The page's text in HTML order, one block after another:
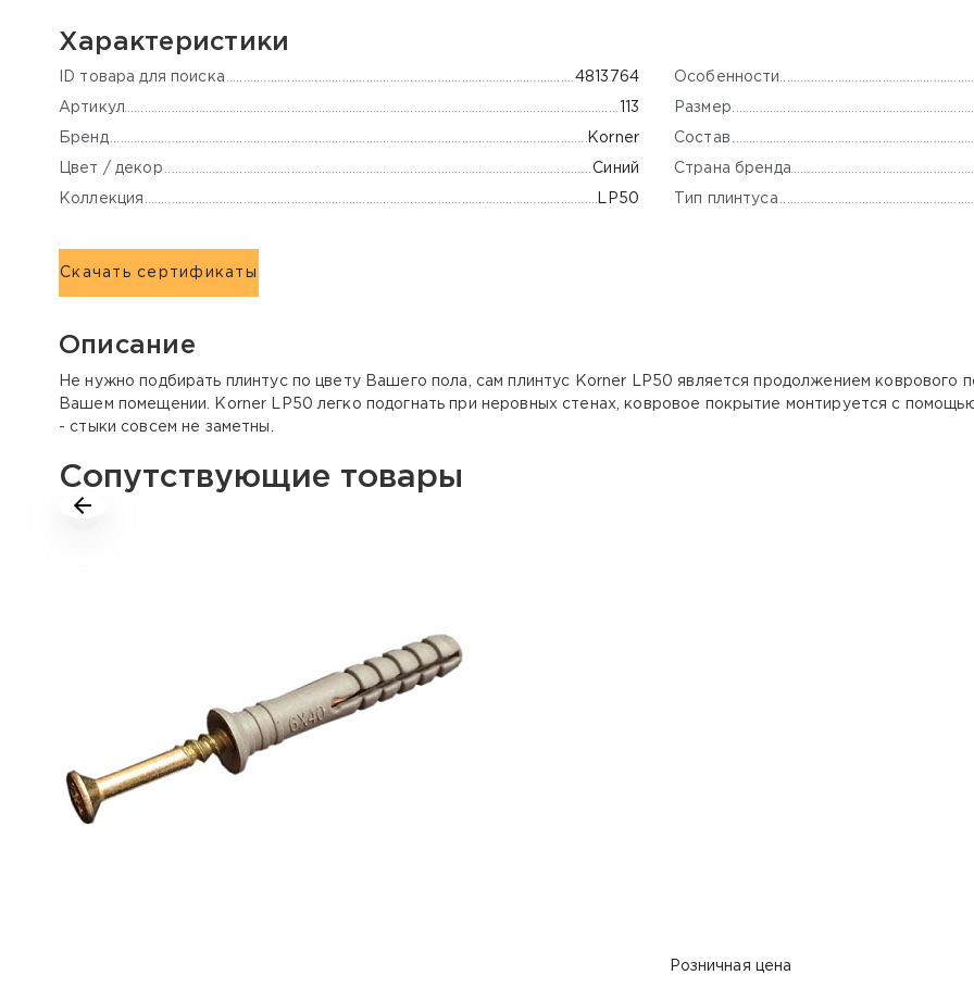
Характеристики
ID товара для поиска 4813764
Артикул 113
Бренд Korner
Цвет / декор Синий
Коллекция LP50
Особенности
Размер
Состав
Страна бренда
Тип плинтуса
Скачать сертификаты
Описание
Не нужно подбирать плинтус по цвету Вашего пола, сам плинтус Korner LP50 является продолжением коврового
Вашем помещении. Korner LP50 легко подогнать при неровных стенах, ковровое покрытие монтируется с
- стыки совсем не заметны.
Сопутствующие товары
Розничная цена